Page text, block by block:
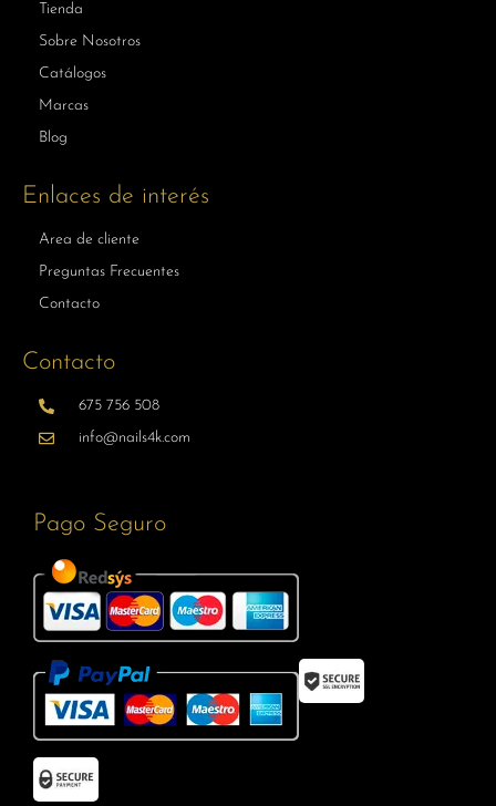
Tienda
Sobre Nosotros
Catálogos
Marcas
Blog
Enlaces de interés
Area de cliente
Preguntas Frecuentes
Contacto
Contacto
675 756 508
info@nails4k.com
Pago Seguro